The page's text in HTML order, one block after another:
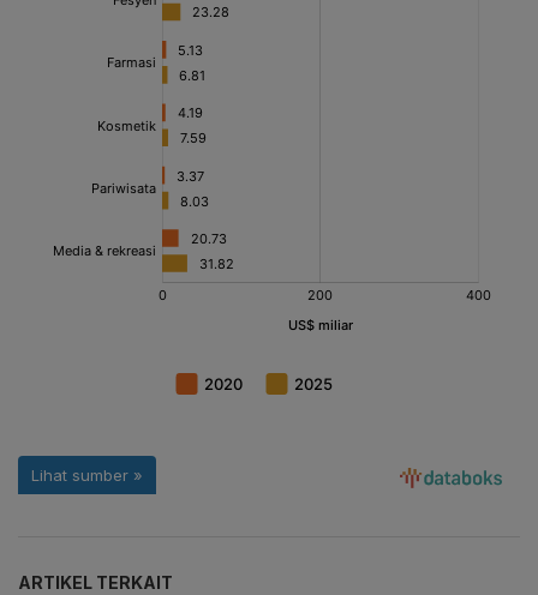
ARTIKEL TERKAIT